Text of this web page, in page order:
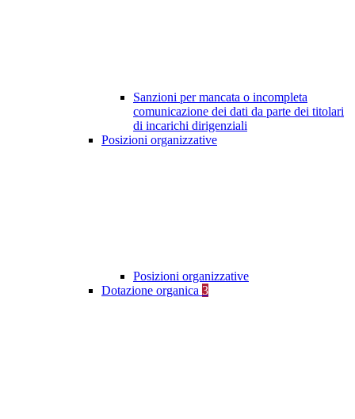
Sanzioni per mancata o incompleta
comunicazione dei dati da parte dei titolari
di incarichi dirigenziali
Posizioni organizzative
Posizioni organizzative
Dotazione organica 3